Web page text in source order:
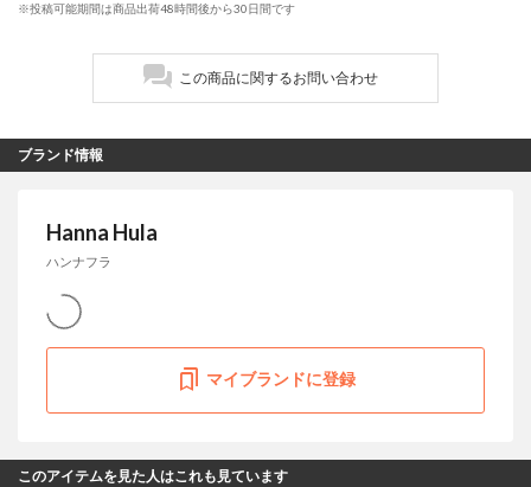
※投稿可能期間は商品出荷48時間後から30日間です
この商品に関するお問い合わせ
ブランド情報
Hanna Hula
ハンナフラ
マイブランドに登録
このアイテムを見た人はこれも見ています